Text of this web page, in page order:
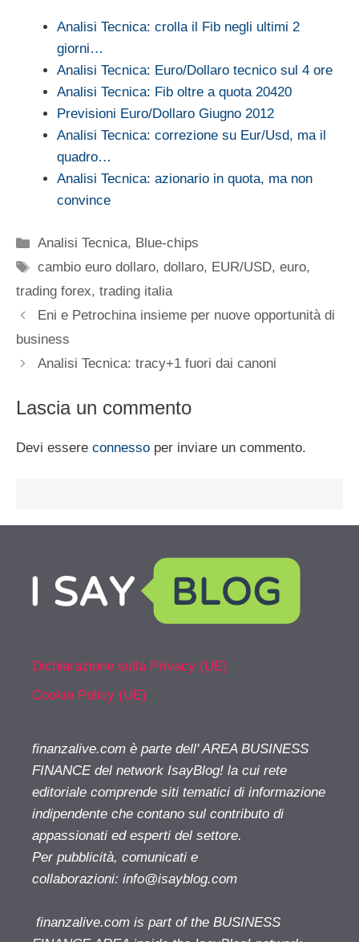
Analisi Tecnica: crolla il Fib negli ultimi 2
giorni…
Analisi Tecnica: Euro/Dollaro tecnico sul 4 ore
Analisi Tecnica: Fib oltre a quota 20420
Previsioni Euro/Dollaro Giugno 2012
Analisi Tecnica: correzione su Eur/Usd, ma il
quadro…
Analisi Tecnica: azionario in quota, ma non
convince
Categorie
Analisi Tecnica, Blue-chips
Tag
cambio euro dollaro,dollaro, EUR/USD,euro,
trading forex, trading italia
Eni e Petrochina insieme per nuove opportunità di
business
Analisi Tecnica: tracy+1 fuori dai canoni
Lascia un commento
Devi essere connesso per inviare un commento.
Dichiarazione sulla Privacy (UE)
Cookie Policy (UE)
finanzalive.com è parte dell' AREA BUSINESS
FINANCE del network IsayBlog! la cui rete
editoriale comprende siti tematici di informazione
indipendente che contano sul contributo di
appassionati ed esperti del settore.
Per pubblicità, comunicati e
collaborazioni: info@isayblog.com
finanzalive.com is part of the BUSINESS